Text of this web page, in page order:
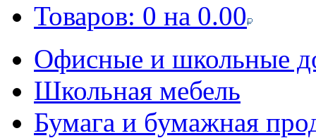
Товаров: 0 на 0.00
Офисные и школьные
Школьная мебель
Бумага и бумажная